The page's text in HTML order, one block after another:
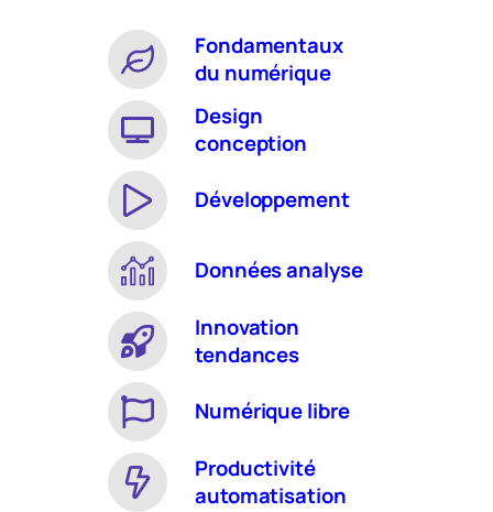
Fondamentaux
du numérique
Design
conception
Développement
Données analyse
Innovation
tendances
Numérique libre
Productivité
automatisation